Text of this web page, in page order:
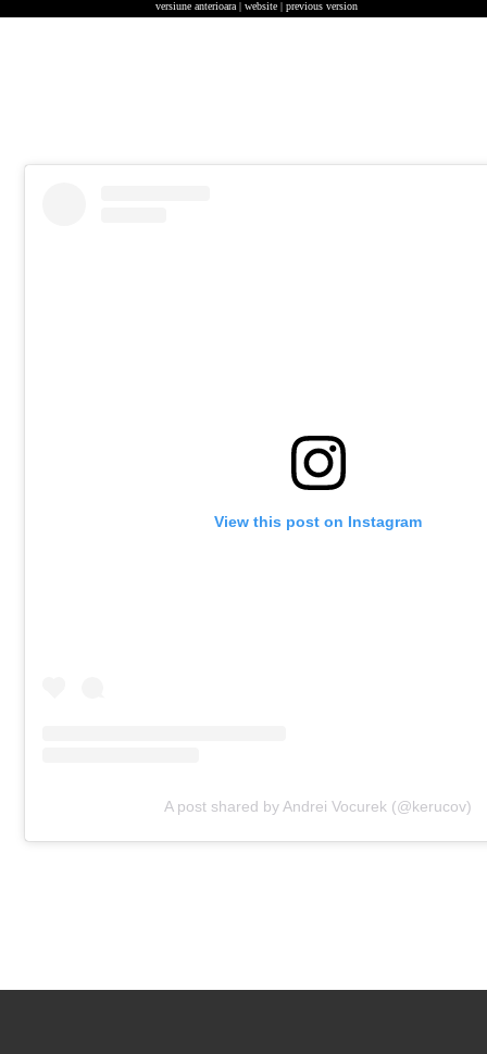
versiune anterioara | website | previous version
View this post on Instagram
A post shared by Andrei Vocurek (@kerucov)